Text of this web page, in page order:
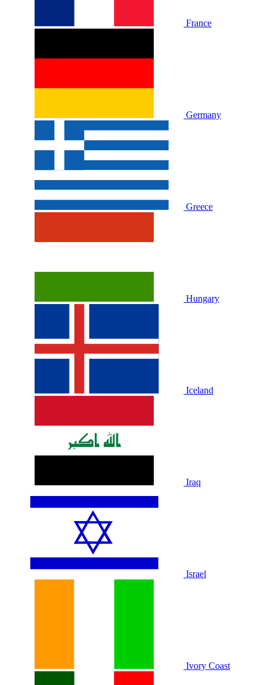
France
Germany
Greece
Hungary
Iceland
Iraq
Israel
Ivory Coast